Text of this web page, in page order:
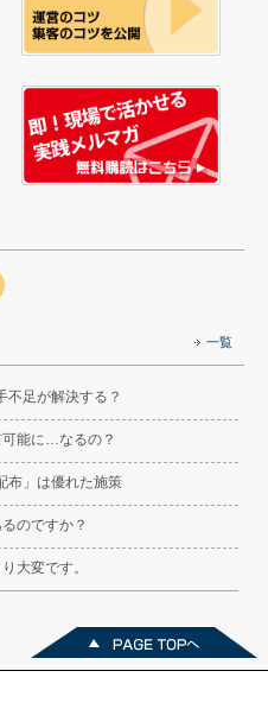
一覧
不足が解決する？
能に…なるの？
布」は優れた施策
のですか？
大変です。